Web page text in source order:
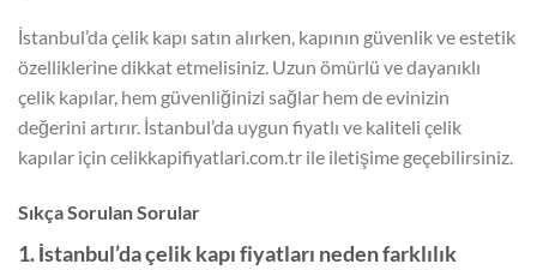
İstanbul’da çelik kapı satın alırken, kapının güvenlik ve estetik
özelliklerine dikkat etmelisiniz. Uzun ömürlü ve dayanıklı
çelik kapılar, hem güvenliğinizi sağlar hem de evinizin
değerini artırır. İstanbul’da uygun fiyatlı ve kaliteli çelik
kapılar için celikkapifiyatlari.com.tr ile iletişime geçebilirsiniz.
Sıkça Sorulan Sorular
1. İstanbul’da çelik kapı fiyatları neden farklılık